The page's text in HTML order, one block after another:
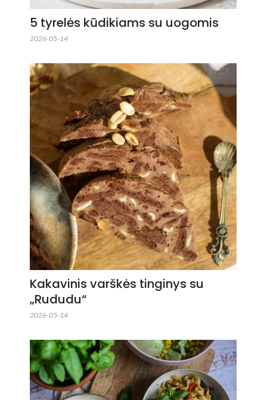
5 tyrelės kūdikiams su uogomis
2026-05-14
Kakavinis varškės tinginys su
„Rududu“
2026-05-14